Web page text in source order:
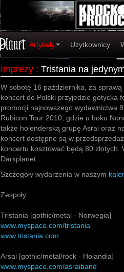
Artykuły Użytkownicy
Imprezy : Tristania na
W sobotę 16 października, za
koncert do Polski przyjedzie gotycka
promocji najnowszego wydawnictwa
Rubicon Tour 2010, gdzie u boku
także holenderską grupę Asrai oraz
koncert dostępne są w
koncertu kosztować będą 80
Darkplanet.
Szczegóły wydarzenia w naszym
Zespoły:
Tristania [gothic/metal - Norwegia]
www.myspace.com/tristania
www.tristania.com
Arsai [gothic/metal/rock - Holandia]
www.myspace.com/asraiband